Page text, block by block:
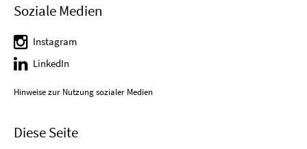
Soziale Medien
Instagram
LinkedIn
Hinweise zur Nutzung sozialer Medien
Diese Seite